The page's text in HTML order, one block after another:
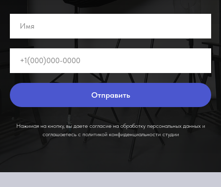
Отправить
Нажимая на кнопку, вы даете согласие на обработку персональных данных и
соглашаетесь c политикой конфиденциальности студии